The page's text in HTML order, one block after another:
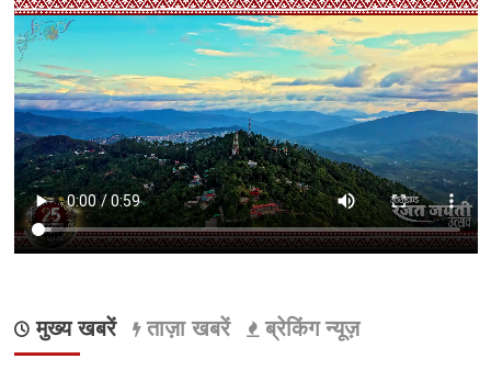
मुख्य खबरें ताज़ा खबरें ब्रेकिंग न्यूज़